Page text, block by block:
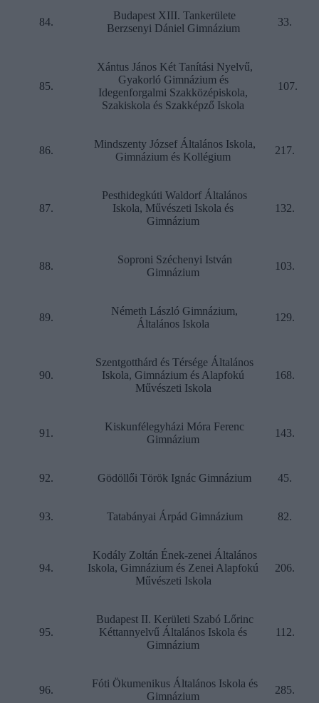
84.
Budapest XIII. Tankerülete
Berzsenyi Dániel Gimnázium
33.
85.
Xántus János Két Tanítási Nyelvű,
Gyakorló Gimnázium és
Idegenforgalmi Szakközépiskola,
Szakiskola és Szakképző Iskola
107.
86.
Mindszenty József Általános Iskola,
Gimnázium és Kollégium
217.
87.
Pesthidegkúti Waldorf Általános
Iskola, Művészeti Iskola és
Gimnázium
132.
88.
Soproni Széchenyi István
Gimnázium
103.
89.
Németh László Gimnázium,
Általános Iskola
129.
90.
Szentgotthárd és Térsége Általános
Iskola, Gimnázium és Alapfokú
Művészeti Iskola
168.
91.
Kiskunfélegyházi Móra Ferenc
Gimnázium
143.
92. Gödöllői Török Ignác Gimnázium 45.
93. Tatabányai Árpád Gimnázium 82.
94.
Kodály Zoltán Ének-zenei Általános
Iskola, Gimnázium és Zenei Alapfokú
Művészeti Iskola
206.
95.
Budapest II. Kerületi Szabó Lőrinc
Kéttannyelvű Általános Iskola és
Gimnázium
112.
96.
Fóti Ökumenikus Általános Iskola és
Gimnázium
285.